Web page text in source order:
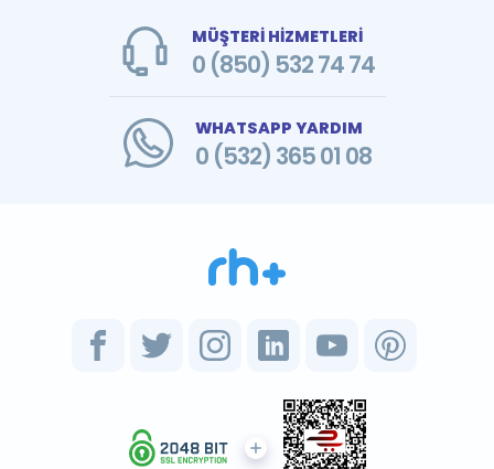
MÜŞTERİ HİZMETLERİ
0 (850) 532 74 74
WHATSAPP YARDIM
0 (532) 365 01 08